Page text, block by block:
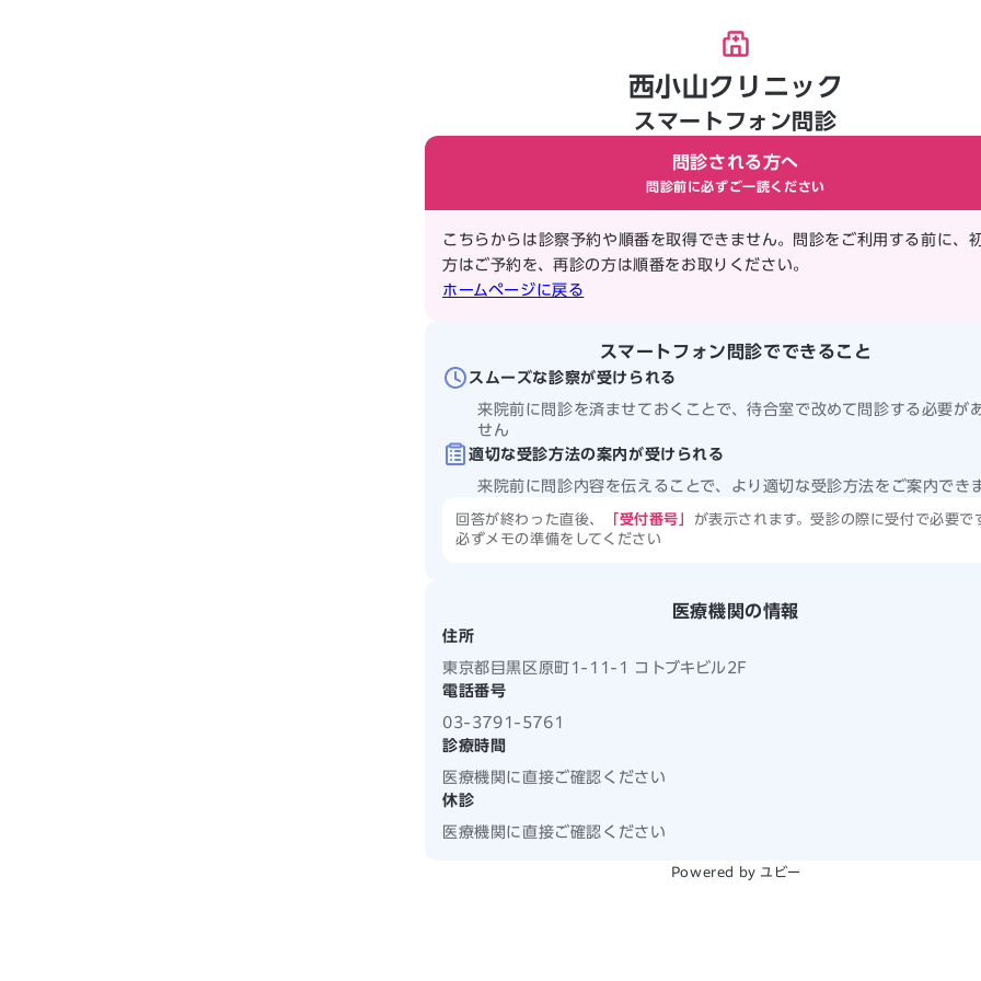
西小山クリニック
スマートフォン問診
問診される方へ
問診前に必ずご一読ください
こちらからは診察予約や順番を取得できません。問診をご利用する前に、
方はご予約を、再診の方は順番をお取りください。
ホームページに戻る
スマートフォン問診でできること
スムーズな診察が受けられる
来院前に問診を済ませておくことで、待合室で改めて問診する必要が
せん
適切な受診方法の案内が受けられる
来院前に問診内容を伝えることで、より適切な受診方法をご案内でき
回答が終わった直後、 「受付番号」
が表示されます。受診の際に受付で必要で
必ずメモの準備をしてください
医療機関の情報
住所
東京都目黒区原町1-11-1 コトブキビル2F
電話番号
03-3791-5761
診療時間
医療機関に直接ご確認ください
休診
医療機関に直接ご確認ください
Powered by ユビー